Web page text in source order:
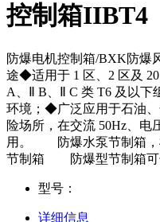
控制箱IIBT4
防爆电机控制箱/BXK防爆
途◆适用于 1 区、2 区及
A、Ⅱ B、Ⅱ C 类 T6 及以
环境；◆广泛应用于石油
险场所，在交流 50Hz、电
用。 防爆水泵节制箱，
节制箱 防爆型节制箱可
型号：
详细信息